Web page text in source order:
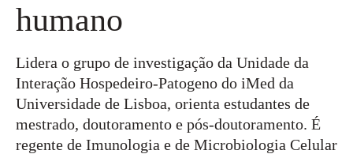
humano
Lidera o grupo de investigação da Unidade da
Interação Hospedeiro-Patogeno do iMed da
Universidade de Lisboa, orienta estudantes de
mestrado, doutoramento e pós-doutoramento. É
regente de Imunologia e de Microbiologia Celular